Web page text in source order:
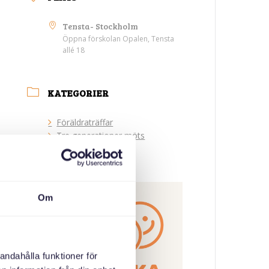
Om
funktioner för
Tensta- Stockholm
Öppna förskolan Opalen, Tensta
allé 18
KATEGORIER
Föräldraträffar
Tre generationer möts
ARRANGÖR